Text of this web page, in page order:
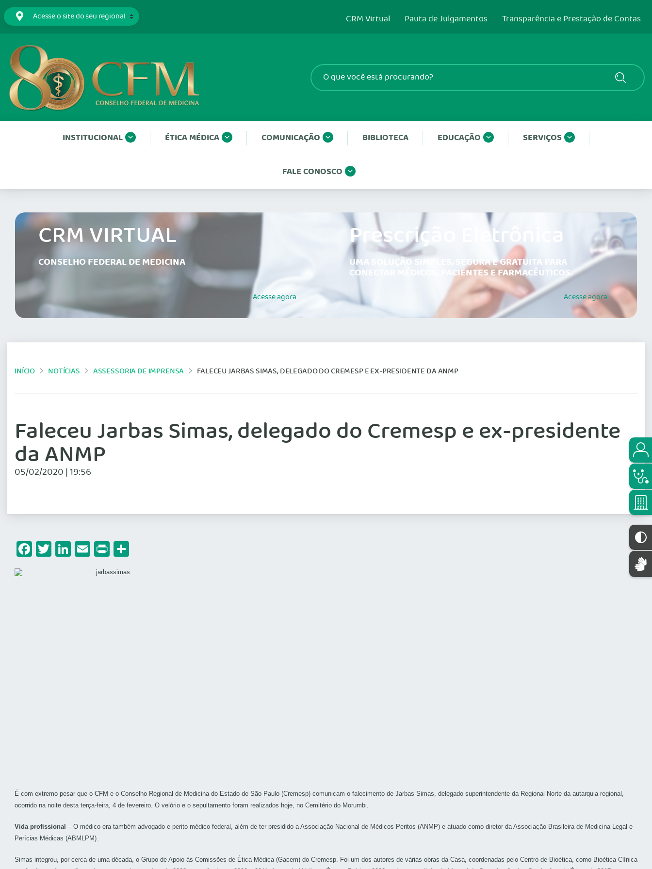
CRM Virtual Pauta de Julgamentos Transparência e Prestação de Contas
INSTITUCIONAL ÉTICA MÉDICA COMUNICAÇÃO BIBLIOTECA EDUCAÇÃO SERVIÇOS
FALE CONOSCO
CRM VIRTUAL
CONSELHO FEDERAL DE MEDICINA
Acesseagora
Prescrição Eletrônica
UMA SOLUÇÃO SIMPLES, SEGURA E GRATUITA PARA
CONECTAR MÉDICOS, PACIENTES E FARMACÊUTICOS.
Acesseagora
INÍCIO NOTÍCIAS ASSESSORIA DE IMPRENSA FALECEU JARBAS SIMAS, DELEGADO DO CREMESP E EX-PRESIDENTE DA ANMP
Faleceu Jarbas Simas, delegado do Cremesp e ex-presidente
da ANMP
05/02/2020 | 19:56
Facebook
Twitter
LinkedIn
Email
Print
É com extremo pesar que o CFM e o Conselho Regional de Medicina do Estado de São Paulo (Cremesp) comunicam o falecimento de Jarbas Simas, delegado superintendente da Regional Norte da autarquia regional,
ocorrido na noite desta terça-feira, 4 de fevereiro. O velório e o sepultamento foram realizados hoje, no Cemitério do Morumbi.
Vida profissional – O médico era também advogado e perito médico federal, além de ter presidido a Associação Nacional de Médicos Peritos (ANMP) e atuado como diretor da Associação Brasileira de Medicina Legal e
Perícias Médicas (ABMLPM).
Simas integrou, por cerca de uma década, o Grupo de Apoio às Comissões de Ética Médica (Gacem) do Cremesp. Foi um dos autores de várias obras da Casa, coordenadas pelo Centro de Bioética, como Bioética Clínica